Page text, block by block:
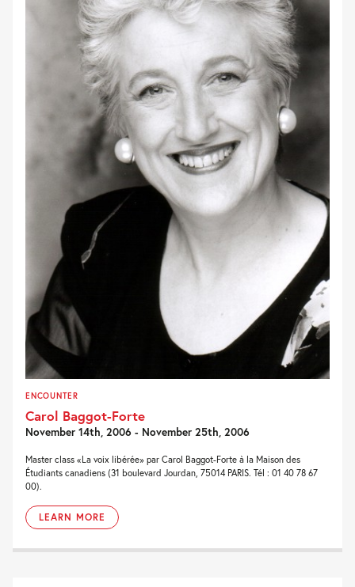
ENCOUNTER
Carol Baggot-Forte
November 14th, 2006 - November 25th, 2006
Master class «La voix libérée» par Carol Baggot-Forte à la Maison des
Étudiants canadiens (31 boulevard Jourdan, 75014 PARIS. Tél : 01 40 78 67
00).
LEARN MORE